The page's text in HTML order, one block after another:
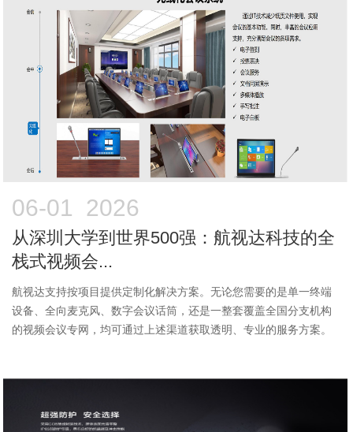
06-01 2026
从深圳大学到世界500强：航视达科技的全
栈式视频会...
航视达支持按项目提供定制化解决方案。无论您需要的是单一终端
设备、全向麦克风、数字会议话筒，还是一整套覆盖全国分支机构
的视频会议专网，均可通过上述渠道获取透明、专业的服务方案。